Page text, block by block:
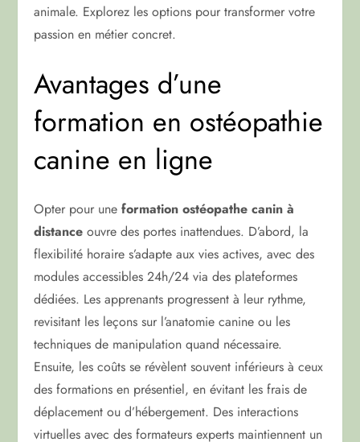
animale. Explorez les options pour transformer votre
passion en métier concret.
Avantages d’une
formation en ostéopathie
canine en ligne
Opter pour uneformation ostéopathe canin à
distance ouvre des portes inattendues. D’abord, la
flexibilité horaire s’adapte aux vies actives, avec des
modules accessibles 24h/24 via des plateformes
dédiées. Les apprenants progressent à leur rythme,
revisitant les leçons sur l’anatomie canine ou les
techniques de manipulation quand nécessaire.
Ensuite, les coûts se révèlent souvent inférieurs à ceux
des formations en présentiel, en évitant les frais de
déplacement ou d’hébergement. Des interactions
virtuelles avec des formateurs experts maintiennent un